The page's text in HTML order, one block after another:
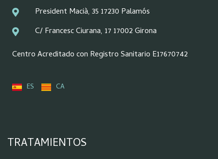
President Macià, 35 17230 Palamós
C/ Francesc Ciurana, 17 17002 Girona
Centro Acreditado con Registro Sanitario E17670742
ES CA
TRATAMIENTOS